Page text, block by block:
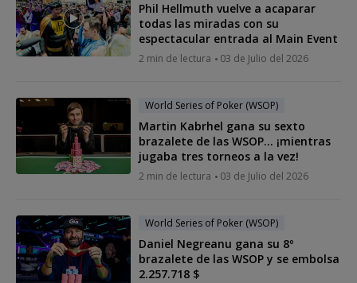
Phil Hellmuth vuelve a acaparar
todas las miradas con su
espectacular entrada al Main Event
2 min de lectura 03 de Julio del 2026
World Series of Poker (WSOP)
Martin Kabrhel gana su sexto
brazalete de las WSOP... ¡mientras
jugaba tres torneos a la vez!
2 min de lectura 03 de Julio del 2026
World Series of Poker (WSOP)
Daniel Negreanu gana su 8º
brazalete de las WSOP y se embolsa
2.257.718 $